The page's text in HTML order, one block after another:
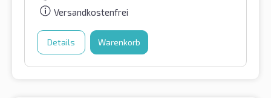
Versandkostenfrei
Details Warenkorb